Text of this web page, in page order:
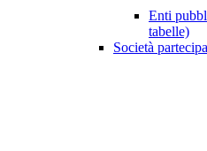
Enti
tabelle)
Società